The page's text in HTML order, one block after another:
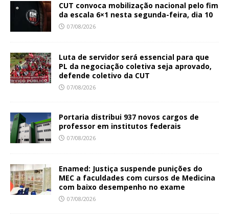
CUT convoca mobilização nacional pelo fim
da escala 6×1 nesta segunda-feira, dia 10
07/08/2026
Luta de servidor será essencial para que
PL da negociação coletiva seja aprovado,
defende coletivo da CUT
07/08/2026
Portaria distribui 937 novos cargos de
professor em institutos federais
07/08/2026
Enamed: Justiça suspende punições do
MEC a faculdades com cursos de Medicina
com baixo desempenho no exame
07/08/2026